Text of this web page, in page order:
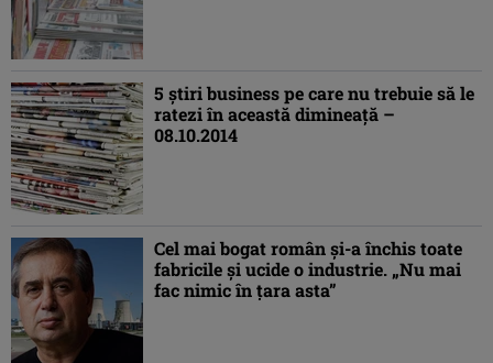
5 ştiri business pe care nu trebuie să le
ratezi în această dimineaţă –
08.10.2014
Cel mai bogat român şi-a închis toate
fabricile şi ucide o industrie. „Nu mai
fac nimic în ţara asta”